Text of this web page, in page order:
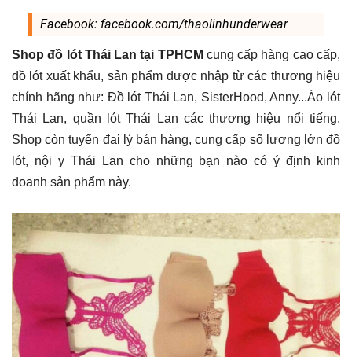
Facebook: facebook.com/thaolinhunderwear
Shop đồ lót Thái Lan tại TPHCM cung cấp hàng cao cấp,
đồ lót xuất khẩu, sản phẩm được nhập từ các thương hiệu
chính hãng như: Đồ lót Thái Lan, SisterHood, Anny...Áo lót
Thái Lan, quần lót Thái Lan các thương hiệu nổi tiếng.
Shop còn tuyển đại lý bán hàng, cung cấp số lượng lớn đồ
lót, nội y Thái Lan cho những bạn nào có ý định kinh
doanh sản phẩm này.